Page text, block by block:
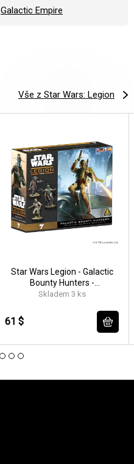
Galactic Empire
Vše z Star Wars: Legion
Star Wars Legion - Galactic
Bounty Hunters -
EN/DE/SP/FR
Skladem 3 ks
61 $